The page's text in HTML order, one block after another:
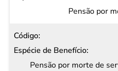
Pensão por
Pensão por morte de